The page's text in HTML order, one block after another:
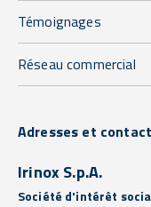
Témoignages
Réseau commercial
Adresses et
Irinox S.p.A.
Société d'intérêt